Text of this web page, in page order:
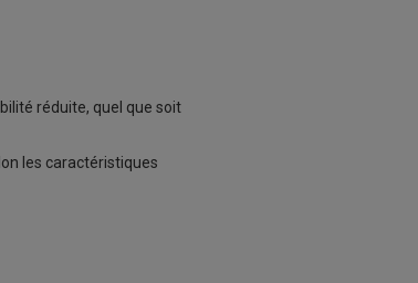
réduite, quel que soit
les caractéristiques